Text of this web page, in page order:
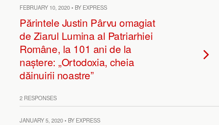
FEBRUARY 10, 2020 • BY EXPRESS
Părintele Justin Pârvu omagiat
de Ziarul Lumina al Patriarhiei
Române, la 101 ani de la
naștere: „Ortodoxia, cheia
dăinuirii noastre”
2 RESPONSES
JANUARY 5, 2020 • BY EXPRESS